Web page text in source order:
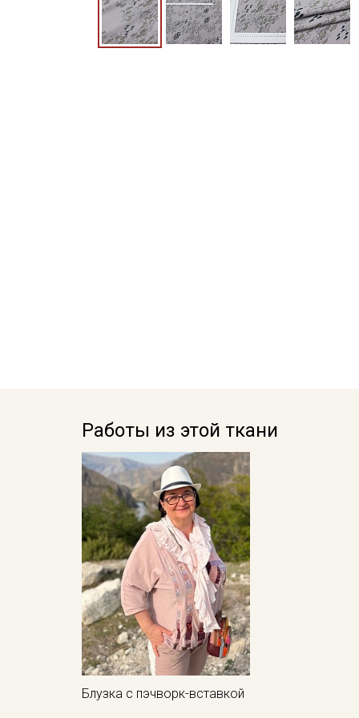
Работы из этой ткани
Блузка с пэчворк-вставкой